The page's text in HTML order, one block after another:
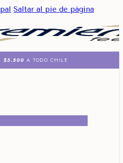
Saltar al pie de página
$3.500 A TODO CHILE